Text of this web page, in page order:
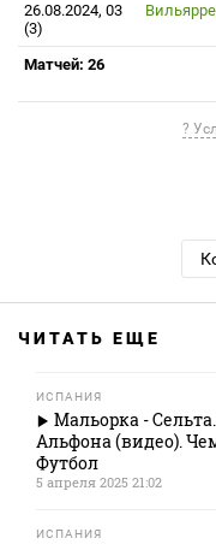
26.08.2024, 03
(3)
Матчей: 26
?
ЧИТАТЬ ЕЩЕ
ИСПАНИЯ
Мальорка - Сельта.
Альфона (видео).
Футбол
5 апреля 2025 21:02
ИСПАНИЯ